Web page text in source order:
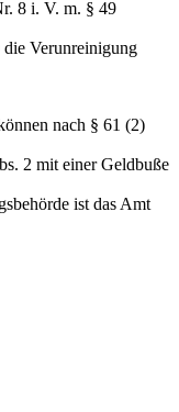
8 i. V. m. § 49
die Verunreinigung
nach § 61 (2)
2 mit einer Geldbuße
ist das Amt